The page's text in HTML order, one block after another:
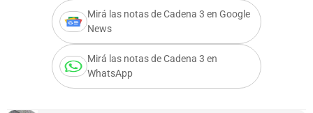
Mirá las notas de Cadena 3 en Google
News
Mirá las notas de Cadena 3 en
WhatsApp